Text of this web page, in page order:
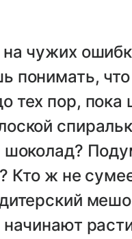
чужих
понимать,
тех пор, пока
шоколад?
Кто ж не